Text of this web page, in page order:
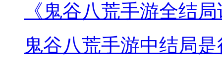
《鬼谷八荒手游全结
鬼谷八荒手游中结局